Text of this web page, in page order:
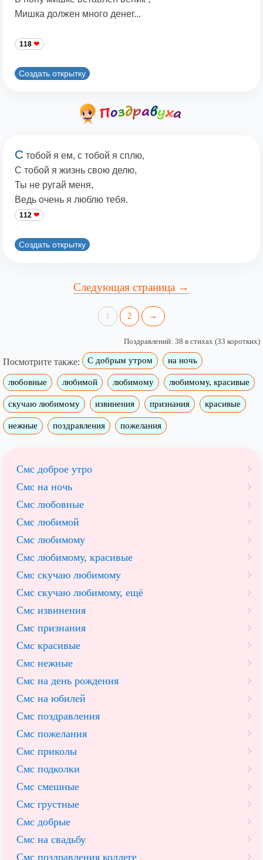
Мишка должен много денег...
118
Создать открытку
С тобой я ем, с тобой я сплю,
С тобой я жизнь свою делю,
Ты не ругай меня,
Ведь очень я люблю тебя.
112
Создать открытку
Следующая страница →
1 2 →
Поздравлений: 38 в стихах (33 коротких)
Посмотрите также: С добрым утром на ночь
любовные любимой любимому любимому, красивые
скучаю любимому извинения признания красивые
нежные поздравления пожелания
Смс доброе утро
Смс на ночь
Смс любовные
Смс любимой
Смс любимому
Смс любимому, красивые
Смс скучаю любимому
Смс скучаю любимому, ещё
Смс извинения
Смс признания
Смс красивые
Смс нежные
Смс на день рождения
Смс на юбилей
Смс поздравления
Смс пожелания
Смс приколы
Смс подколки
Смс смешные
Смс грустные
Смс добрые
Смс на свадьбу
Смс поздравления коллеге